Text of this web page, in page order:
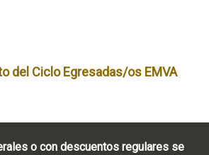
del Ciclo Egresadas/os EMVA
o con descuentos regulares se